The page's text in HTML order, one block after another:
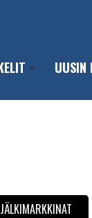
sub-
UUSIN
JÄLKIMARKKINAT